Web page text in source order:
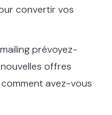
convertir vos
prévoyez-
offres
avez-vous